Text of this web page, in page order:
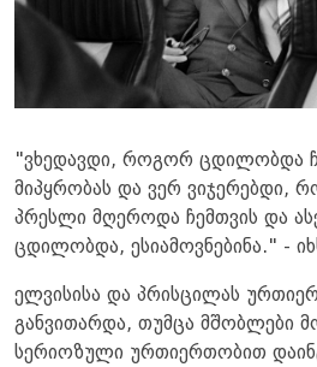
"ვხედავდი, როგორ ცდილობდა
მიპყრობას და ვერ ვიჯერებდი,
პრესლი მღეროდა ჩემთვის და
ცდილობდა, ესიამოვნებინა." -
ელვისისა და პრისცილას
განვითარდა, თუმცა მშობლები
სერიოზული ურთიერთობით